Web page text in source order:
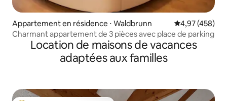
Appartement en résidence ⋅ Waldbrunn Évaluation
4,97 (458)
Charmant appartement de 3 pièces avec place de parking
Location de maisons de vacances
adaptées aux familles